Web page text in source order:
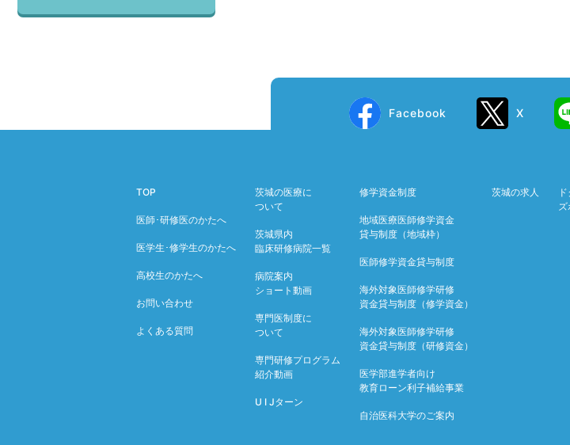
Facebook X
TOP
医師･研修医のかたへ
医学生･修学生のかたへ
高校生のかたへ
お問い合わせ
よくある質問
茨城の医療に
ついて
茨城県内
臨床研修病院一覧
病院案内
ショート動画
専門医制度に
ついて
専門研修プログラム
紹介動画
U I Jターン
修学資金制度
地域医療医師修学資金
貸与制度（地域枠）
医師修学資金貸与制度
海外対象医師修学研修
資金貸与制度（修学資金）
海外対象医師修学研修
資金貸与制度（研修資金）
医学部進学者向け
教育ローン利子補給事業
自治医科大学のご案内
茨城の求人